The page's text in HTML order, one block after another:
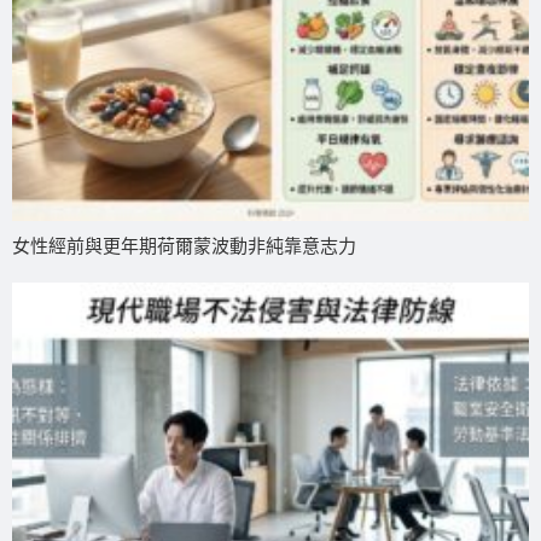
女性經前與更年期荷爾蒙波動非純靠意志力